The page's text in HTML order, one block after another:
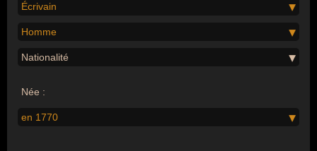
Écrivain
Homme
Nationalité
Née :
en 1770